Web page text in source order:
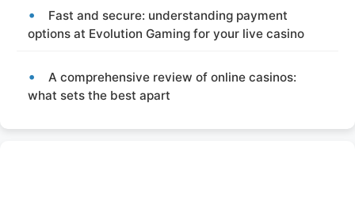
Fast and secure: understanding payment
options at Evolution Gaming for your live casino
A comprehensive review of online casinos:
what sets the best apart